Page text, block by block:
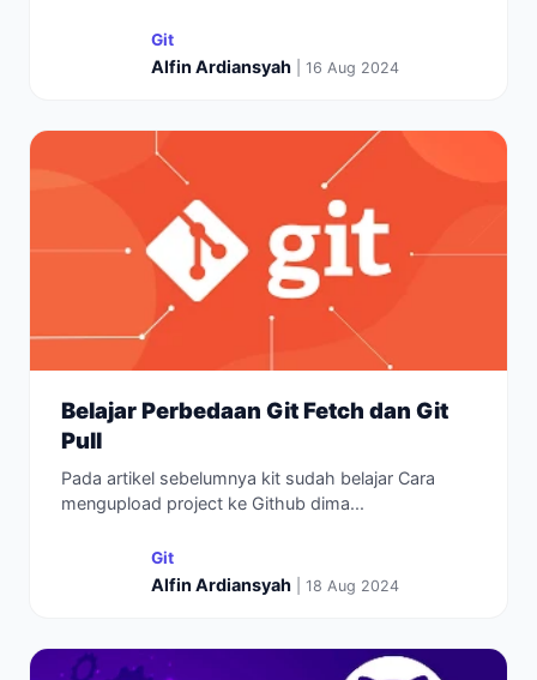
Git
Alfin Ardiansyah | 16 Aug 2024
Belajar Perbedaan Git Fetch dan Git
Pull
Pada artikel sebelumnya kit sudah belajar Cara
mengupload project ke Github dima...
Git
Alfin Ardiansyah | 18 Aug 2024